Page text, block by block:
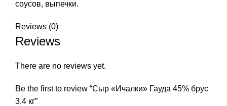
соусов, выпечки.
Reviews (0)
Reviews
There are no reviews yet.
Be the first to review “Сыр «Ичалки» Гауда 45% брус
3,4 кг”